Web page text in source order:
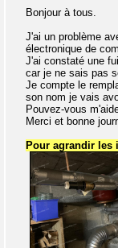
Bonjour à tous.
J'ai un problème
électronique de
J'ai constaté une
car je ne sais pas
Je compte le
son nom je vais
Pouvez-vous
Merci et bonne
Pour agrandir les